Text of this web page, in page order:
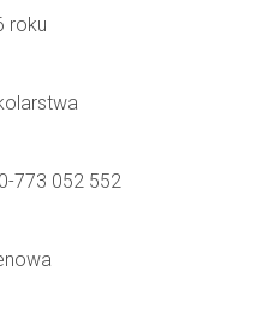
roku
773 052 552